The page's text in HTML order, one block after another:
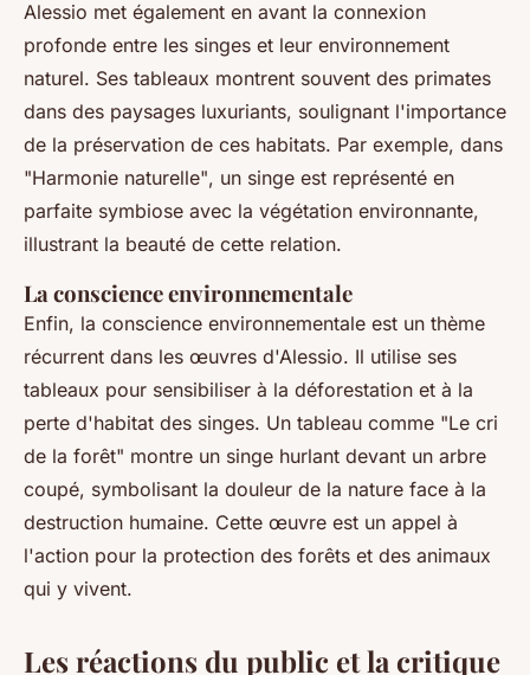
Alessio met également en avant la connexion
profonde entre les singes et leur environnement
naturel. Ses tableaux montrent souvent des primates
dans des paysages luxuriants, soulignant l'importance
de la préservation de ces habitats. Par exemple, dans
"Harmonie naturelle", un singe est représenté en
parfaite symbiose avec la végétation environnante,
illustrant la beauté de cette relation.
La conscience environnementale
Enfin, la conscience environnementale est un thème
récurrent dans les œuvres d'Alessio. Il utilise ses
tableaux pour sensibiliser à la déforestation et à la
perte d'habitat des singes. Un tableau comme "Le cri
de la forêt" montre un singe hurlant devant un arbre
coupé, symbolisant la douleur de la nature face à la
destruction humaine. Cette œuvre est un appel à
l'action pour la protection des forêts et des animaux
qui y vivent.
Les réactions du public et la critique